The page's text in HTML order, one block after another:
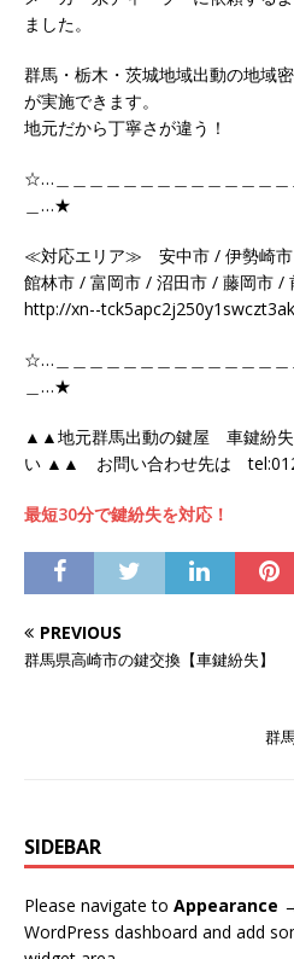
ました。
群馬・栃木・茨城地域出動の地域
が実施できます。
地元だから丁寧さが違う！
☆…＿＿＿＿＿＿＿＿＿＿＿＿＿＿
＿…★
≪対応エリア≫ 安中市 / 伊勢崎市
館林市 / 富岡市 / 沼田市 / 藤岡市
http://xn--
☆…＿＿＿＿＿＿＿＿＿＿＿＿＿＿
＿…★
▲▲地元群馬出動の鍵屋 車鍵紛
い ▲▲ お問い合わせ先は
最短30分で鍵紛失を対応！
PREVIOUS
群馬県高崎市の鍵交換【車鍵紛失】
群
SIDEBAR
Please navigate to Appearance
WordPress dashboard and add